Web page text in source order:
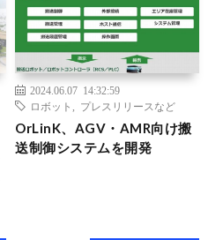
2024.06.07 14:32:59
ロボット
プレスリリースなど
OrLinK、AGV・AMR向け搬
送制御システムを開発